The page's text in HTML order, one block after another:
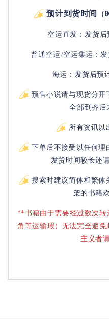
预计到货时间
空运直发：发货后
普通空运/空运集运：
海运：发货后预
预售小说请与现货分
全部到齐后
所有资讯以
下单后不接受以任何
发货时间较长还
搜索时建议简体和繁
架的书籍
**书籍由于需要经过数次
角等运输瑕）无法完全避
主义者